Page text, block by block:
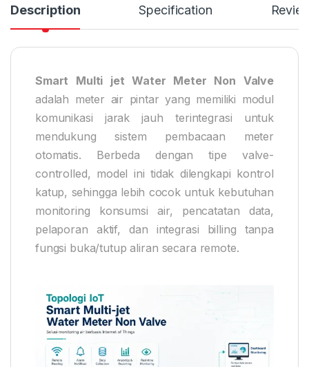
Description Specification
Smart Multi jet Water Meter Non Valve
adalah meter air pintar yang memiliki modul
komunikasi jarak jauh terintegrasi untuk
mendukung sistem pembacaan meter
otomatis. Berbeda dengan tipe valve-
controlled, model ini tidak dilengkapi kontrol
katup, sehingga lebih cocok untuk kebutuhan
monitoring konsumsi air, pencatatan data,
pelaporan aktif, dan integrasi billing tanpa
fungsi buka/tutup aliran secara remote.